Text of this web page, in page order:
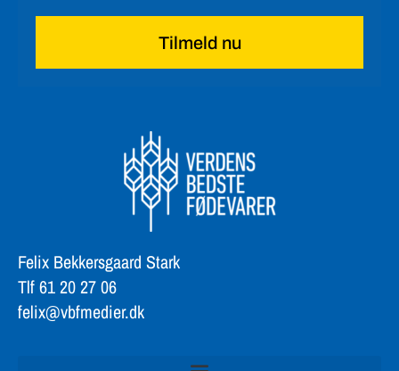
Tilmeld nu
Felix Bekkersgaard Stark
Tlf 61 20 27 06
felix@vbfmedier.dk